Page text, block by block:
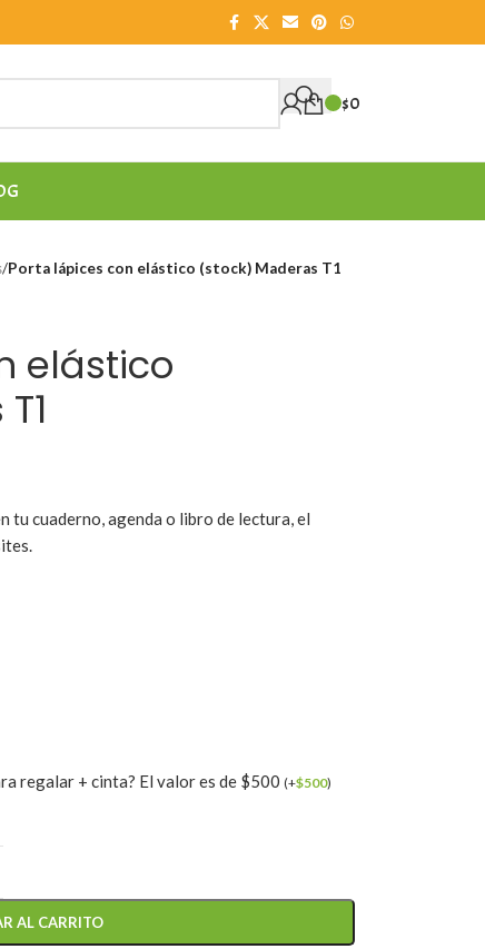
$0
/Porta lápices con elástico (stock) Maderas T1
elástico
tu cuaderno, agenda o libro de lectura, el
regalar + cinta? El valor es de $500 (+$500)
AL CARRITO